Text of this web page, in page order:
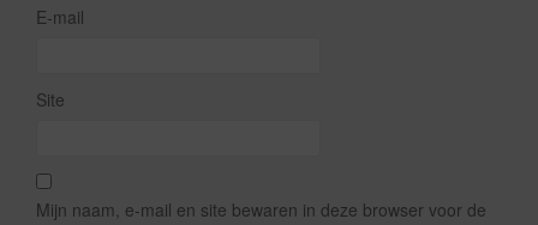
E-mail
Site
Mijn naam, e-mail en site bewaren in deze browser voor de